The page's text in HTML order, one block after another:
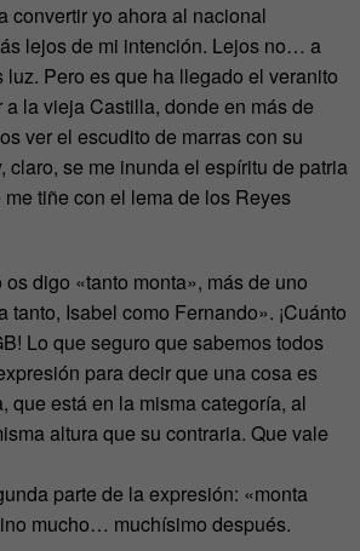
convertir yo ahora al nacional
lejos de mi intención. Lejos no… a
Pero es que ha llegado el veranito
la vieja Castilla, donde en más de
ver el escudito de marras con su
claro, se me inunda el espíritu de patria
tiñe con el lema de los Reyes
digo «tanto monta», más de uno
tanto, Isabel como Fernando». ¡Cuánto
Lo que seguro que sabemos todos
para decir que una cosa es
que está en la misma categoría, al
altura que su contraria. Que vale
parte de la expresión: «monta
mucho… muchísimo después.